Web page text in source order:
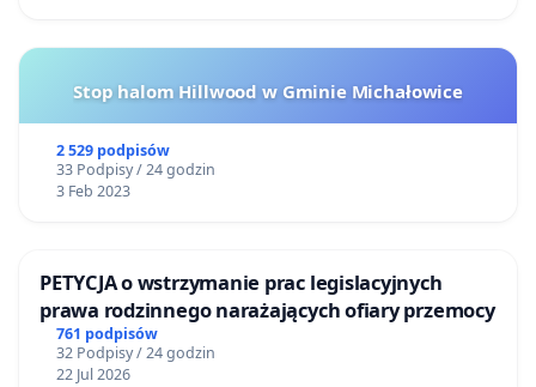
Stop halom Hillwood w Gminie Michałowice
2 529 podpisów
33 Podpisy / 24 godzin
3 Feb 2023
PETYCJA o wstrzymanie prac legislacyjnych
prawa rodzinnego narażających ofiary przemocy
761 podpisów
32 Podpisy / 24 godzin
22 Jul 2026